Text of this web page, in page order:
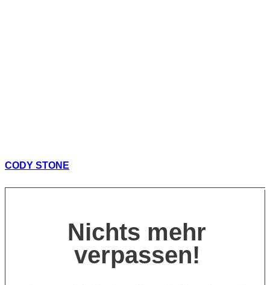
CODY STONE
Nichts mehr
verpassen!